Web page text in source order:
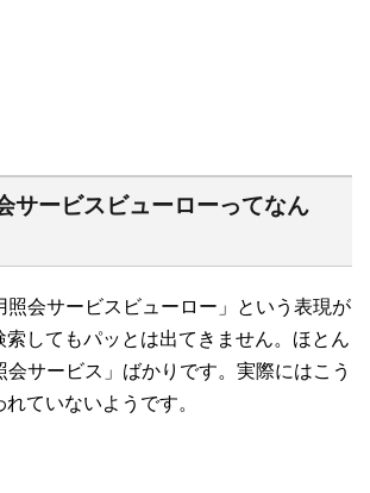
サービスビューローってなん
照会サービスビューロー」という表現が
索してもパッとは出てきません。ほとん
会サービス」ばかりです。実際にはこう
ていないようです。